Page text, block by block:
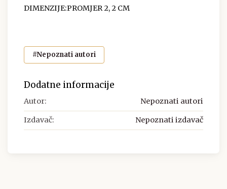
DIMENZIJE:PROMJER 2, 2 CM
#Nepoznati autori
Dodatne informacije
Autor: Nepoznati autori
Izdavač: Nepoznati izdavač